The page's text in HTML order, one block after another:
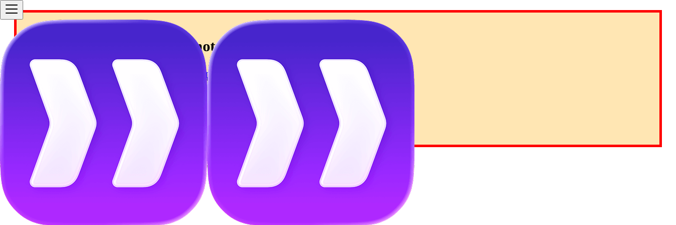
Your Docusaurus site did not load properly.
A very common reason is a wrong site baseUrl configuration
Current configured baseUrl =
We suggest trying baseUrl =
Skip to main content